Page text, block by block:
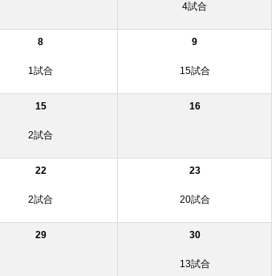
4試合
8
1試合
9
15試合
15
2試合
16
22
2試合
23
20試合
29 30
13試合